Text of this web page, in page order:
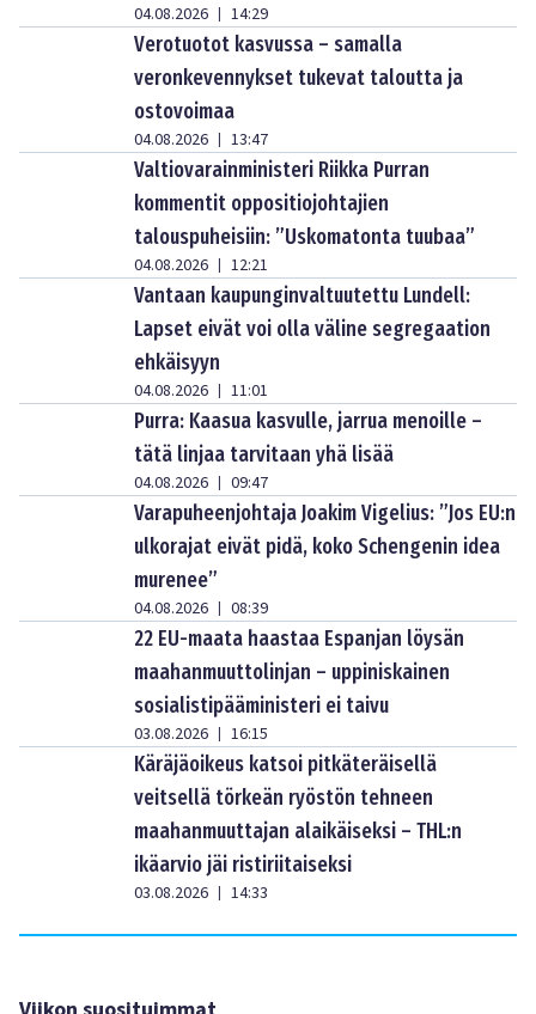
04.08.2026 | 14:29
Verotuotot kasvussa – samalla
veronkevennykset tukevat taloutta ja
ostovoimaa
04.08.2026 | 13:47
Valtiovarainministeri Riikka Purran
kommentit oppositiojohtajien
talouspuheisiin: ”Uskomatonta tuubaa”
04.08.2026 | 12:21
Vantaan kaupunginvaltuutettu Lundell:
Lapset eivät voi olla väline segregaation
ehkäisyyn
04.08.2026 | 11:01
Purra: Kaasua kasvulle, jarrua menoille –
tätä linjaa tarvitaan yhä lisää
04.08.2026 | 09:47
Varapuheenjohtaja Joakim Vigelius: ”Jos EU:n
ulkorajat eivät pidä, koko Schengenin idea
murenee”
04.08.2026 | 08:39
22 EU-maata haastaa Espanjan löysän
maahanmuuttolinjan – uppiniskainen
sosialistipääministeri ei taivu
03.08.2026 | 16:15
Käräjäoikeus katsoi pitkäteräisellä
veitsellä törkeän ryöstön tehneen
maahanmuuttajan alaikäiseksi – THL:n
ikäarvio jäi ristiriitaiseksi
03.08.2026 | 14:33